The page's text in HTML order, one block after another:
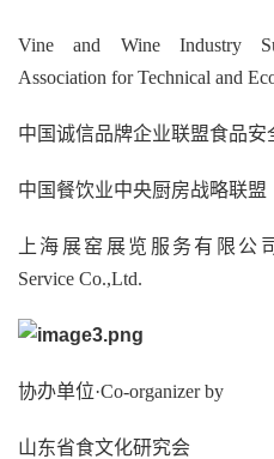
Vine and Wine Industry
Association for Technical and
中国诚信品牌企业联盟食品安
中国餐饮业中央厨房战略联盟
上海展窑展览服务有限公司
Service Co.,Ltd.
协办单位·Co-organizer by
山东省食文化研究会